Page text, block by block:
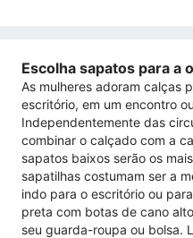
Escolha sapatos para a
As mulheres adoram calças
escritório, em um encontro
Independentemente das
combinar o calçado com a
sapatos baixos serão os
sapatilhas costumam ser a
indo para o escritório ou
preta com botas de cano
seu guarda-roupa ou bolsa.